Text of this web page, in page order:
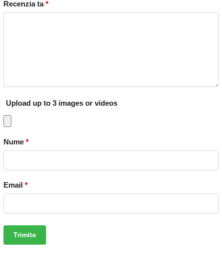
Recenzia ta*
Upload up to 3 images or videos
Nume *
Email *